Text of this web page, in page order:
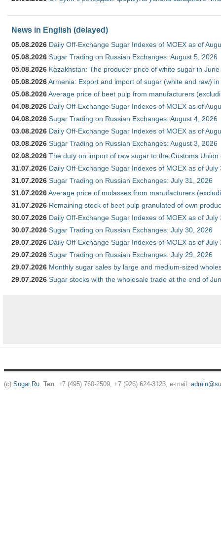
News in English (delayed)
05.08.2026 Daily Off-Exchange Sugar Indexes of MOEX as of
05.08.2026 Sugar Trading on Russian Exchanges: August 5, 2026
05.08.2026 Kazakhstan: The producer price of white sugar in
05.08.2026Armenia: Export and import of sugar (white and raw)
05.08.2026Average price of beet pulp from manufacturers
04.08.2026 Daily Off-Exchange Sugar Indexes of MOEX as of
04.08.2026 Sugar Trading on Russian Exchanges: August 4, 2026
03.08.2026 Daily Off-Exchange Sugar Indexes of MOEX as of
03.08.2026 Sugar Trading on Russian Exchanges: August 3, 2026
02.08.2026 The duty on import of raw sugar to the Customs
31.07.2026 Daily Off-Exchange Sugar Indexes of MOEX as of July
31.07.2026 Sugar Trading on Russian Exchanges: July 31, 2026
31.07.2026Average price of molasses from manufacturers
31.07.2026 Remaining stock of beet pulp granulated of own
30.07.2026 Daily Off-Exchange Sugar Indexes of MOEX as of July
30.07.2026 Sugar Trading on Russian Exchanges: July 30, 2026
29.07.2026 Daily Off-Exchange Sugar Indexes of MOEX as of July
29.07.2026 Sugar Trading on Russian Exchanges: July 29, 2026
29.07.2026 Monthly sugar sales by large and medium-sized
29.07.2026 Sugar stocks with the wholesale trade at the end of
(c) Sugar.Ru. Тел: +7 (495) 760-2509, +7 (926) 624-3123, e-mail: